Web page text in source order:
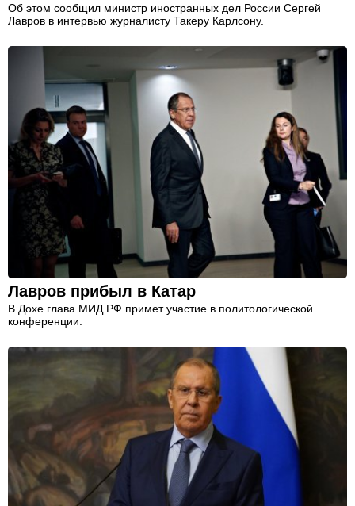
Об этом сообщил министр иностранных дел России Сергей
Лавров в интервью журналисту Такеру Карлсону.
Лавров прибыл в Катар
В Дохе глава МИД РФ примет участие в политологической
конференции.